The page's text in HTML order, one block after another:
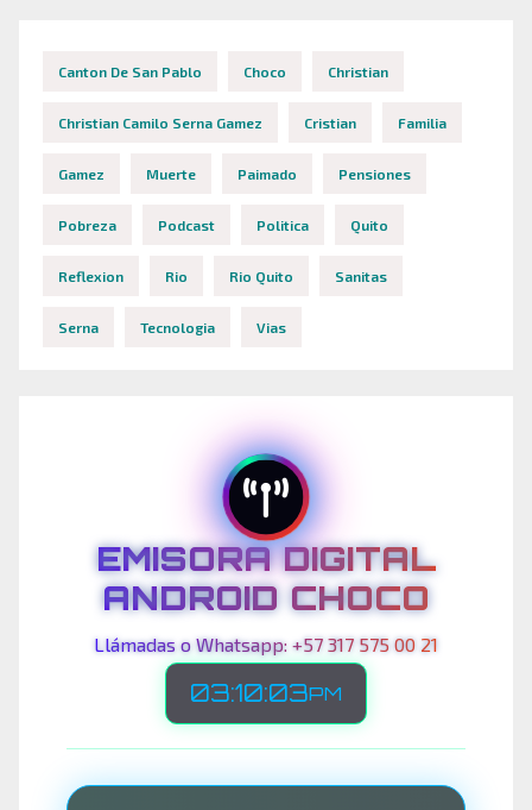
Canton De San Pablo Choco Christian
Christian Camilo Serna Gamez Cristian Familia
Gamez Muerte Paimado Pensiones
Pobreza Podcast Politica Quito
Reflexion Rio Rio Quito Sanitas
Serna Tecnologia Vias
EMISORA DIGITAL
ANDROID CHOCO
Llámadas o Whatsapp: +57 317 575 00 21
03:10:06PM